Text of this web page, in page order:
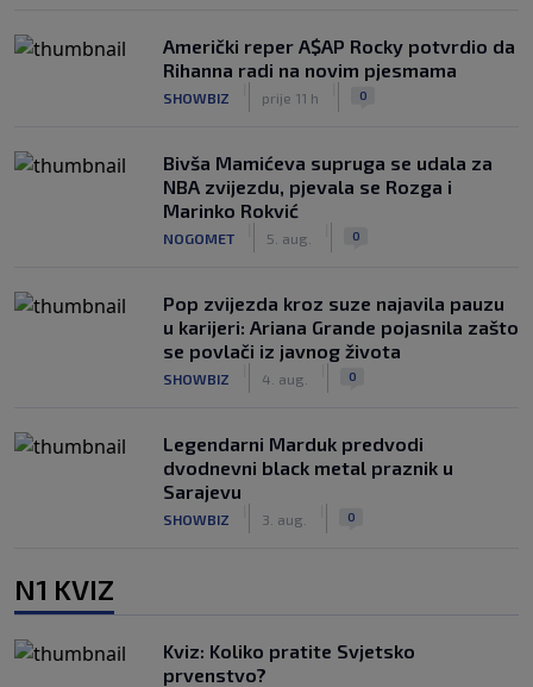
Američki reper A$AP Rocky potvrdio da
Rihanna radi na novim pjesmama
SHOWBIZ prije 11 h 0
Bivša Mamićeva supruga se udala za
NBA zvijezdu, pjevala se Rozga i
Marinko Rokvić
NOGOMET 5. aug. 0
Pop zvijezda kroz suze najavila pauzu
u karijeri: Ariana Grande pojasnila zašto
se povlači iz javnog života
SHOWBIZ 4. aug. 0
Legendarni Marduk predvodi
dvodnevni black metal praznik u
Sarajevu
SHOWBIZ 3. aug. 0
N1 KVIZ
Kviz: Koliko pratite Svjetsko
prvenstvo?